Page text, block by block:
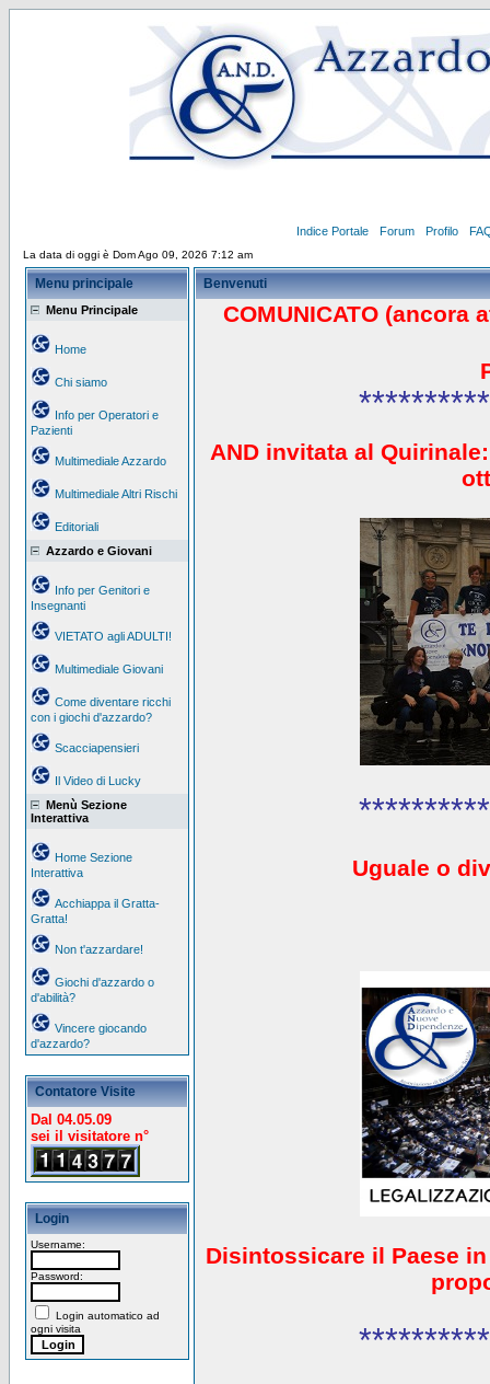
Indice Portale Forum Profilo
La data di oggi è Dom Ago 09, 2026 7:12 am
Menu principale
Menu Principale
Home
Chi siamo
Info per Operatori e
Pazienti
Multimediale Azzardo
Multimediale Altri Rischi
Editoriali
Azzardo e Giovani
Info per Genitori e
Insegnanti
VIETATO agli ADULTI!
Multimediale Giovani
Come diventare ricchi
con i giochi d'azzardo?
Scacciapensieri
Il Video di Lucky
Menù Sezione
Interattiva
Home Sezione
Interattiva
Acchiappa il Gratta-
Gratta!
Non t'azzardare!
Giochi d'azzardo o
d'abilità?
Vincere giocando
d'azzardo?
Contatore Visite
Dal 04.05.09
sei il visitatore n°
Login
Username:
Password:
Login automatico ad
ogni visita
Benvenuti
COMUNICATO (ancora
AND invitata al
Uguale o
Disintossicare il Paese